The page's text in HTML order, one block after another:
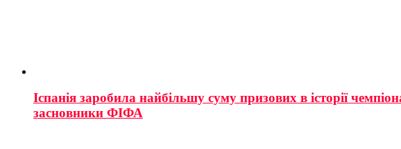
Іспанія заробила найбільшу суму призових в історії
засновники ФІФА